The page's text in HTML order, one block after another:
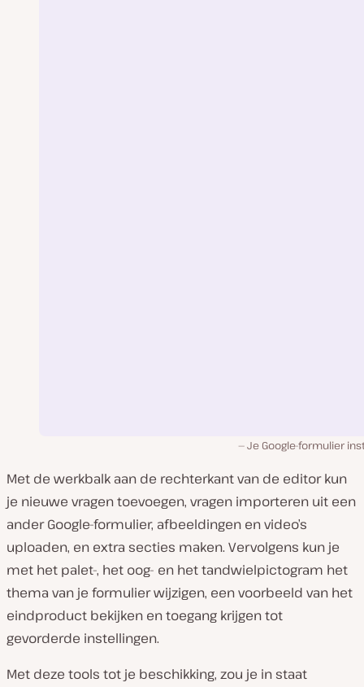
Je Google-formulier
Met de werkbalk aan de rechterkant van de editor kun
je nieuwe vragen toevoegen, vragen importeren uit een
ander Google-formulier, afbeeldingen en video’s
uploaden, en extra secties maken. Vervolgens kun je
met het palet-, het oog- en het tandwielpictogram het
thema van je formulier wijzigen, een voorbeeld van het
eindproduct bekijken en toegang krijgen tot
gevorderde instellingen.
Met deze tools tot je beschikking, zou je in staat